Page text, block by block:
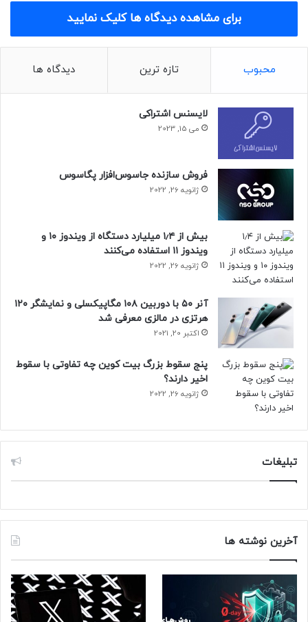
شده توسط Redmonk در اوت 2021 نشان داده است که جاوا
جاوا و پایتون در جایگاه دوم قرار دارند.
حتما بخوانید :دومین دوره مسابقات برنامه نویسی آنلاین
Sharif CodeJam برگزار شد
پایتون
برای مشاهده دیدگاه ها کلیک نمایید
محبوب تازه ترین دیدگاه ها
لایسنس اشتراکی
می 15, 2023
فروش سازنده جاسوس‌افزار پگاسوس
ژانویه 26, 2022
بیش از ۱٫۴ میلیارد دستگاه از ویندوز ۱۰ و
ویندوز ۱۱ استفاده می‌کنند
ژانویه 26, 2022
آنر ۵۰ با دوربین ۱۰۸ مگاپیکسلی و نمایشگر ۱۲۰
هرتزی در مالزی معرفی شد
اکتبر 20, 2021
پنج سقوط بزرگ بیت کوین چه تفاوتی با سقوط
اخیر دارند؟
ژانویه 26, 2022
تبلیغات
آخرین نوشته ها